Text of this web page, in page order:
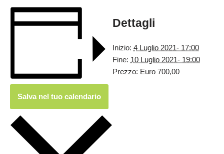
Salva nel tuo calendario
Dettagli
Inizio: 4 Luglio 2021- 17:00
Fine: 10 Luglio 2021- 19:00
Prezzo: Euro 700,00